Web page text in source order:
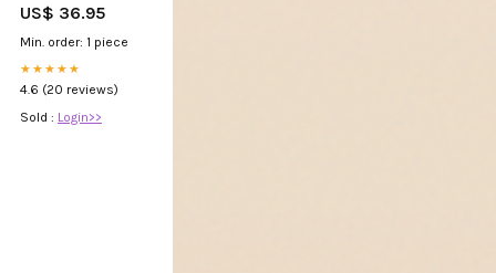
mask
US$ 36.95
Min. order: 1 piece
★★★★★
4.6 (20 reviews)
Sold : Login>>